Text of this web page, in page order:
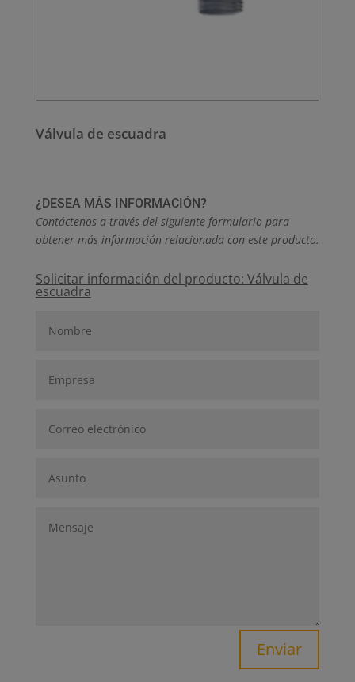
Válvula de escuadra
¿DESEA MÁS INFORMACIÓN?
Contáctenos a través del siguiente formulario para
obtener más información relacionada con este producto.
Solicitar información del producto: Válvula de
escuadra
Enviar